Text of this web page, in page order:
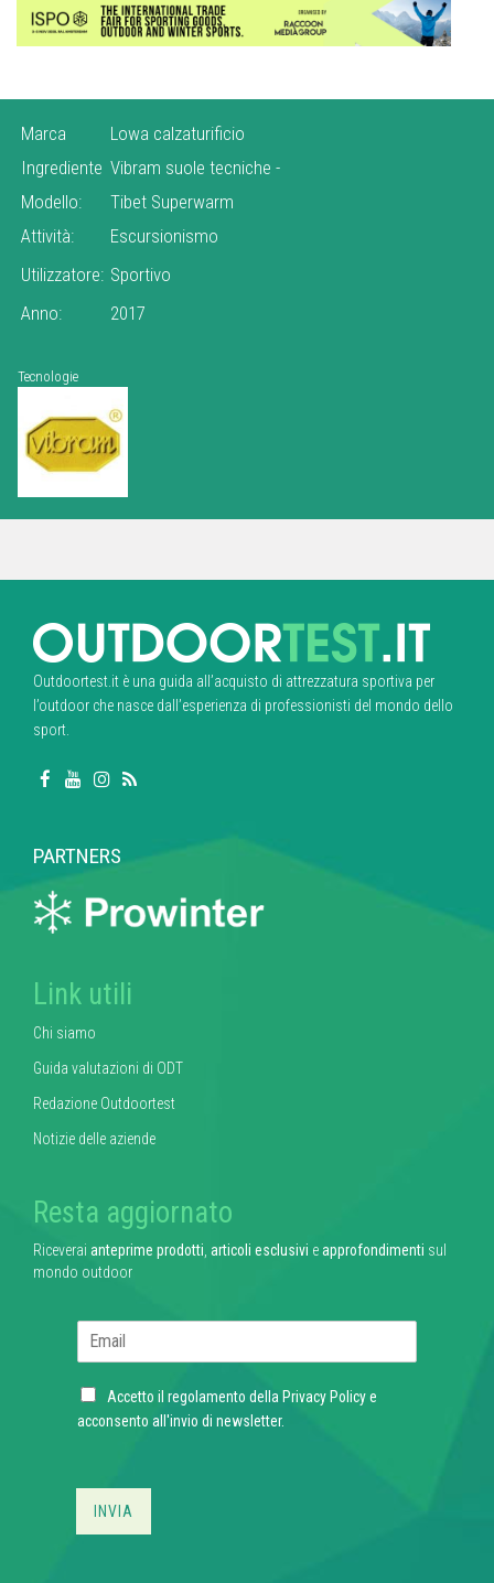
il grip (soprattutto su ghiaccio bagnato) e la stabilità della suola.
compagna perfetta per l’inverno.
Marca
Lowa calzaturificio
Ingrediente Vibram suole tecniche -
Modello:
Tibet Superwarm
Attività:
Escursionismo
Utilizzatore: Sportivo
Anno:
2017
Tecnologie
Outdoortest.it è una guida all’acquisto di attrezzatura sportiva per
l’outdoor che nasce dall’esperienza di professionisti del mondo dello
sport.
PARTNERS
Link utili
Chi siamo
Guida valutazioni di ODT
Redazione Outdoortest
Notizie delle aziende
Resta aggiornato
Riceverai anteprime prodotti articoli esclusivi eapprofondimenti sul
mondo outdoor
l
C
h
Accetto il regolamento della Privacy Policye
acconsento all'invio di newsletter.
INVIA